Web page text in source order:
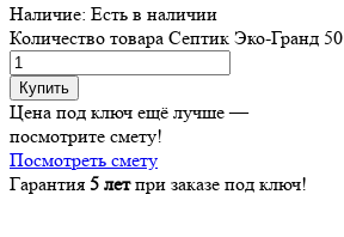
Наличие: Есть в наличии
Количество товара Септик Эко-Гранд 50
Купить
Цена под ключ ещё лучше —
посмотрите смету!
Посмотреть смету
Гарантия 5 лет при заказе под ключ!